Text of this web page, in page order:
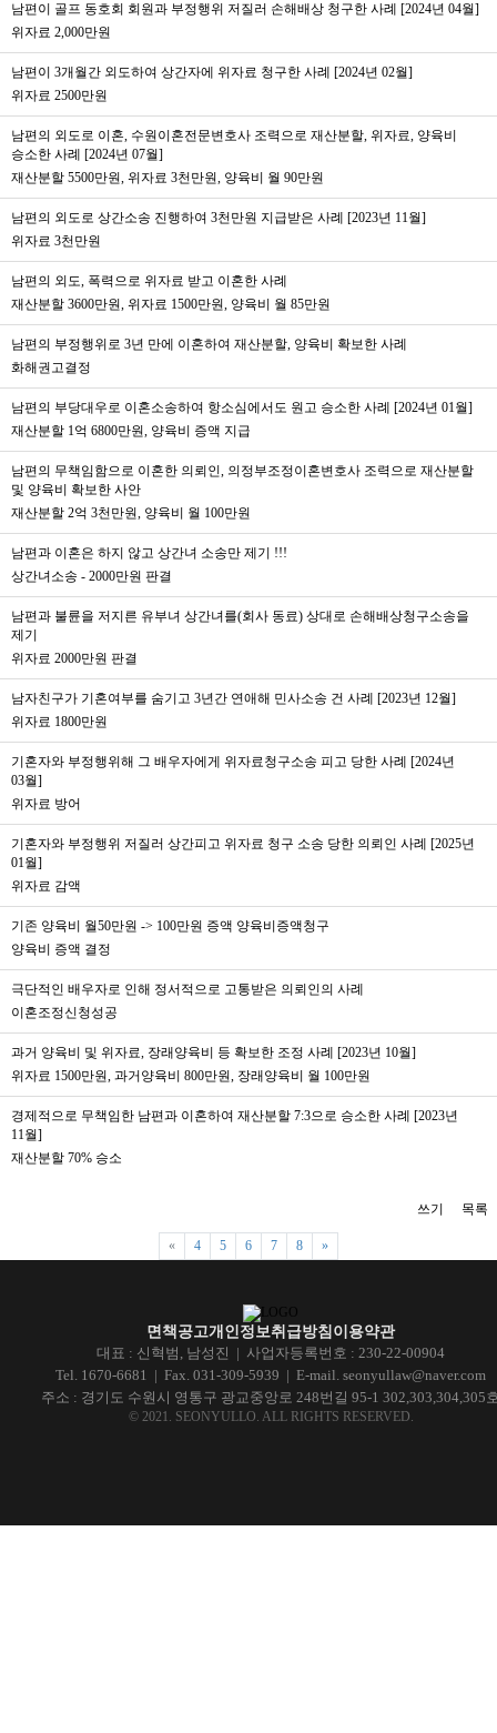
남편이 골프 동호회 회원과 부정행위 저질러 손해배상 청구한 사례 [2024년 04월]
위자료 2,000만원
남편이 3개월간 외도하여 상간자에 위자료 청구한 사례 [2024년 02월]
위자료 2500만원
남편의 외도로 이혼, 수원이혼전문변호사 조력으로 재산분할, 위자료, 양육비
승소한 사례 [2024년 07월]
재산분할 5500만원, 위자료 3천만원, 양육비 월 90만원
남편의 외도로 상간소송 진행하여 3천만원 지급받은 사례 [2023년 11월]
위자료 3천만원
남편의 외도, 폭력으로 위자료 받고 이혼한 사례
재산분할 3600만원, 위자료 1500만원, 양육비 월 85만원
남편의 부정행위로 3년 만에 이혼하여 재산분할, 양육비 확보한 사례
화해권고결정
남편의 부당대우로 이혼소송하여 항소심에서도 원고 승소한 사례 [2024년 01월]
재산분할 1억 6800만원, 양육비 증액 지급
남편의 무책임함으로 이혼한 의뢰인, 의정부조정이혼변호사 조력으로 재산분할
및 양육비 확보한 사안
재산분할 2억 3천만원, 양육비 월 100만원
남편과 이혼은 하지 않고 상간녀 소송만 제기 !!!
상간녀소송 - 2000만원 판결
남편과 불륜을 저지른 유부녀 상간녀를(회사 동료) 상대로 손해배상청구소송을
제기
위자료 2000만원 판결
남자친구가 기혼여부를 숨기고 3년간 연애해 민사소송 건 사례 [2023년 12월]
위자료 1800만원
기혼자와 부정행위해 그 배우자에게 위자료청구소송 피고 당한 사례 [2024년
03월]
위자료 방어
기혼자와 부정행위 저질러 상간피고 위자료 청구 소송 당한 의뢰인 사례 [2025년
01월]
위자료 감액
기존 양육비 월50만원 -> 100만원 증액 양육비증액청구
양육비 증액 결정
극단적인 배우자로 인해 정서적으로 고통받은 의뢰인의 사례
이혼조정신청성공
과거 양육비 및 위자료, 장래양육비 등 확보한 조정 사례 [2023년 10월]
위자료 1500만원, 과거양육비 800만원, 장래양육비 월 100만원
경제적으로 무책임한 남편과 이혼하여 재산분할 7:3으로 승소한 사례 [2023년
11월]
재산분할 70% 승소
쓰기 목록
«Previous
4 5 6 7 8 »Next
면책공고개인정보취급방침 이용약관
대표 : 신혁범, 남성진 | 사업자등록번호 : 230-22-00904
Tel. 1670-6681 | Fax. 031-309-5939 | E-mail. seonyullaw@naver.com
주소 : 경기도 수원시 영통구 광교중앙로 248번길 95-1 302,303,304,305
© 2021. SEONYULLO. ALL RIGHTS RESERVED.